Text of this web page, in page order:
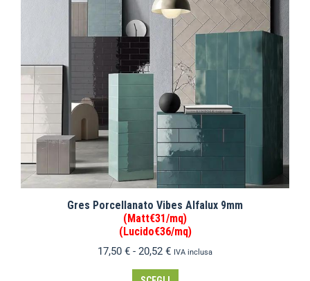
Gres Porcellanato Vibes Alfalux 9mm
(Matt€31/mq)
(Lucido€36/mq)
17,50 € - 20,52 € IVA inclusa